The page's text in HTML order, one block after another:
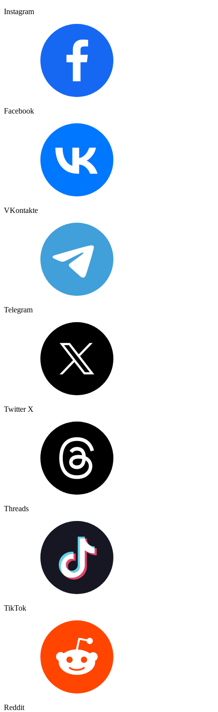
Instagram
Facebook
VKontakte
Telegram
Twitter X
Threads
TikTok
Reddit